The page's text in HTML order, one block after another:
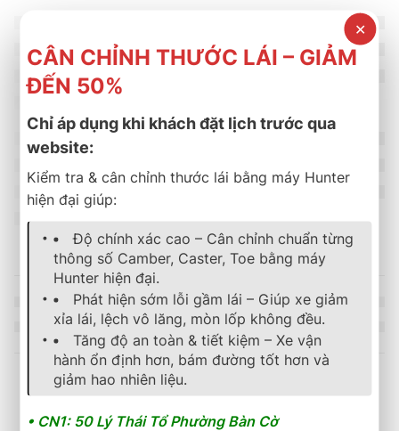
Sản phẩm tương tự
✕
CÂN CHỈNH THƯỚC LÁI – GIẢM
ĐẾN 50%
Chỉ áp dụng khi khách đặt lịch trước qua
website:
Kiểm tra & cân chỉnh thước lái bằng máy Hunter
hiện đại giúp:
Độ chính xác cao – Cân chỉnh chuẩn từng
thông số Camber, Caster, Toe bằng máy
Hunter hiện đại.
Phát hiện sớm lỗi gầm lái – Giúp xe giảm
xỉa lái, lệch vô lăng, mòn lốp không đều.
Tăng độ an toàn & tiết kiệm – Xe vận
hành ổn định hơn, bám đường tốt hơn và
giảm hao nhiên liệu.
• CN1: 50 Lý Thái Tổ Phường Bàn Cờ